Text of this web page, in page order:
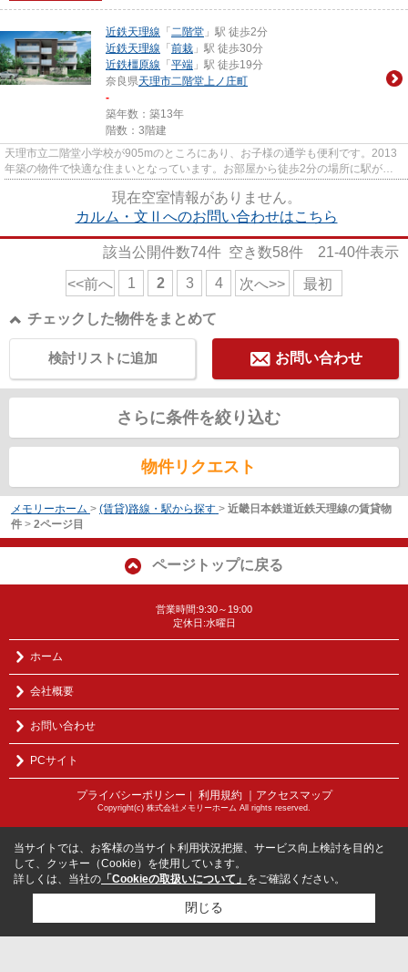
近鉄天理線 「 二階堂 」駅 徒歩2分
近鉄天理線 「 前栽 」駅 徒歩30分
近鉄橿原線 「 平端 」駅 徒歩19分
奈良県天理市二階堂上ノ庄町
-
築年数：築13年
階数：3階建
天理市立二階堂小学校が905mのところにあり、お子様の通学も便利です。2013
年築の物件で快適な住まいとなっています。お部屋から徒歩2分の場所に駅があ
現在空室情報がありません。
カルム・文Ⅱへのお問い合わせはこちら
該当公開件数74件 空き数58件 21-40件表示
<<前へ 1 2 3 4 次へ>> 最初
チェックした物件をまとめて
お問い合わせ
検討リストに追加
さらに条件を絞り込む
物件リクエスト
メモリーホーム > (賃貸)路線・駅から探す > 近畿日本鉄道近鉄天理線の賃貸物
件 > 2ページ目
ページトップに戻る
営業時間:9:30～19:00
定休日:水曜日
ホーム
会社概要
お問い合わせ
PCサイト
プライバシーポリシー ｜ 利用規約 ｜アクセスマップ
Copyright(c) 株式会社メモリーホーム All rights reserved.
当サイトでは、お客様の当サイト利用状況把握、サービス向上検討を目的と
して、クッキー（Cookie）を使用しています。
詳しくは、当社の 「Cookieの取扱いについて」 をご確認ください。
閉じる